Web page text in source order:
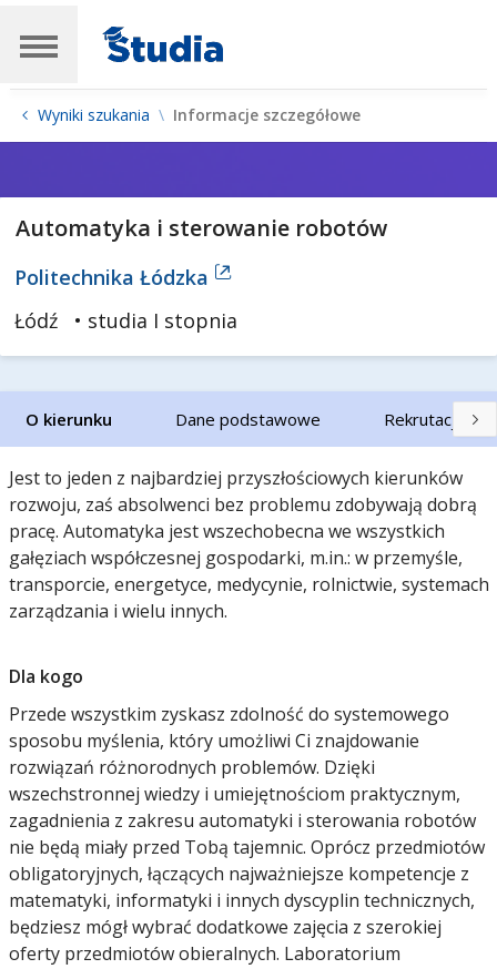
Wyniki szukania Informacje szczegółowe
Automatyka i sterowanie robotów
Politechnika Łódzka
Łódź
• studia I stopnia
O kierunku Dane podstawowe Rekrutacja
Jest to jeden z najbardziej przyszłościowych kierunków
rozwoju, zaś absolwenci bez problemu zdobywają dobrą
pracę. Automatyka jest wszechobecna we wszystkich
gałęziach współczesnej gospodarki, m.in.: w przemyśle,
transporcie, energetyce, medycynie, rolnictwie, systemach
zarządzania i wielu innych.
Dla kogo
Przede wszystkim zyskasz zdolność do systemowego
sposobu myślenia, który umożliwi Ci znajdowanie
rozwiązań różnorodnych problemów. Dzięki
wszechstronnej wiedzy i umiejętnościom praktycznym,
zagadnienia z zakresu automatyki i sterowania robotów
nie będą miały przed Tobą tajemnic. Oprócz przedmiotów
obligatoryjnych, łączących najważniejsze kompetencje z
matematyki, informatyki i innych dyscyplin technicznych,
będziesz mógł wybrać dodatkowe zajęcia z szerokiej
oferty przedmiotów obieralnych. Laboratorium